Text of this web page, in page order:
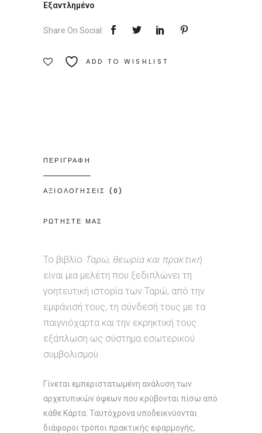
Εξαντλημένο
Share On Social:
ADD TO WISHLIST
ΠΕΡΙΓΡΑΦΗ
ΑΞΙΟΛΟΓΗΣΕΙΣ (0)
ΡΩΤΗΣΤΕ ΜΑΣ
Το βιβλίο Ταρώ, θεωρία και πρακτική
είναι μια μελέτη που ξεδιπλώνει τη
γοητευτική ιστορία των Ταρώ, από την
εμφάνισή τους, τη σύνδεσή τους με τα
παιγνιόχαρτα και την εκρηκτική τους
εξάπλωση ως σύστημα εσωτερικού
συμβολισμού.
Γίνεται εμπεριστατωμένη ανάλυση των
αρχετυπικών όψεων που κρύβονται πίσω από
κάθε Κάρτα. Ταυτόχρονα υποδεικνύονται
διάφοροι τρόποι πρακτικής εφαρμογής,